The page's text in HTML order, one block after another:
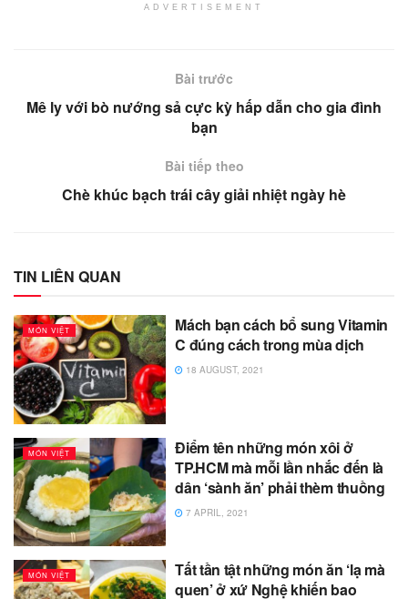
ADVERTISEMENT
Bài trước
Mê ly với bò nướng sả cực kỳ hấp dẫn cho gia đình
bạn
Bài tiếp theo
Chè khúc bạch trái cây giải nhiệt ngày hè
TIN LIÊN QUAN
MÓN VIỆT
Mách bạn cách bổ sung Vitamin
C đúng cách trong mùa dịch
18 AUGUST, 2021
MÓN VIỆT
Điểm tên những món xôi ở
TP.HCM mà mỗi lần nhắc đến là
dân ‘sành ăn’ phải thèm thuồng
7 APRIL, 2021
MÓN VIỆT
Tất tần tật những món ăn ‘lạ mà
quen’ ở xứ Nghệ khiến bao